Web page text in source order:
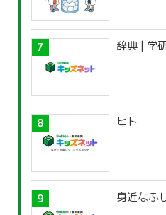
辞典 | 学
ヒト
身近なふ